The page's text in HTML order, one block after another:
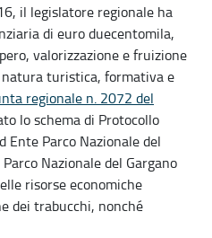
il legislatore regionale ha
di euro duecentomila,
valorizzazione e fruizione
turistica, formativa e
regionale n. 2072 del
lo schema di Protocollo
Ente Parco Nazionale del
Nazionale del Gargano
risorse economiche
dei trabucchi, nonché